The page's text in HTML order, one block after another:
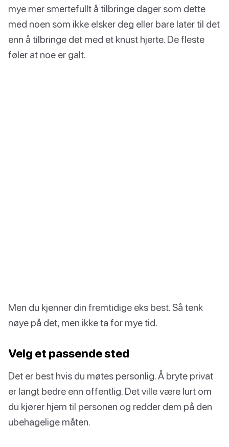
mye mer smertefullt å tilbringe dager som dette
med noen som ikke elsker deg eller bare later til det
enn å tilbringe det med et knust hjerte. De fleste
føler at noe er galt.
Men du kjenner din fremtidige eks best. Så tenk
nøye på det, men ikke ta for mye tid.
Velg et passende sted
Det er best hvis du møtes personlig. Å bryte privat
er langt bedre enn offentlig. Det ville være lurt om
du kjører hjem til personen og redder dem på den
ubehagelige måten.